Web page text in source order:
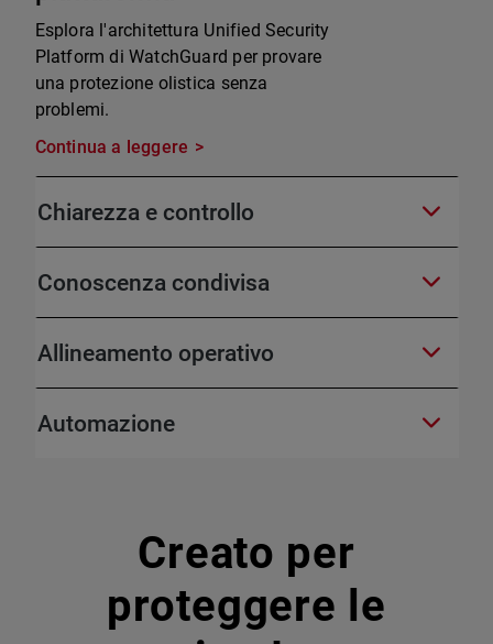
Esplora l'architettura Unified Security
Platform di WatchGuard per provare
una protezione olistica senza
problemi.
Continua a leggere
Chiarezza e controllo
Conoscenza condivisa
Allineamento operativo
Automazione
Creato per
proteggere le